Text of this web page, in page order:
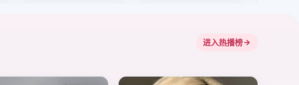
进入热播榜